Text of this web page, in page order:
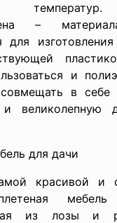
–
для
и
в себе
и великолепную
для дачи
красивой и
из лозы и